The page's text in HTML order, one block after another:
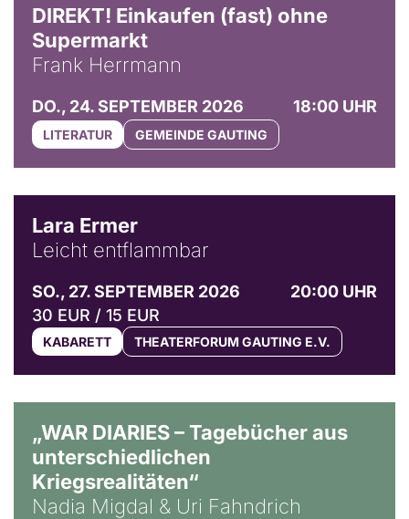
DIREKT! Einkaufen (fast) ohne
Supermarkt
Frank Herrmann
DO., 24. SEPTEMBER 2026 18:00 UHR
LITERATUR GEMEINDE GAUTING
Lara Ermer
Leicht entflammbar
SO., 27. SEPTEMBER 2026
20:00 UHR
30 EUR / 15 EUR
KABARETT THEATERFORUM GAUTING E.V.
„WAR DIARIES – Tagebücher aus
unterschiedlichen
Kriegsrealitäten“
Nadia Migdal & Uri Fahndrich